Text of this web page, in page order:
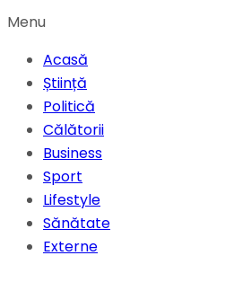
Menu
Acasă
Știință
Politică
Călătorii
Business
Sport
Lifestyle
Sănătate
Externe